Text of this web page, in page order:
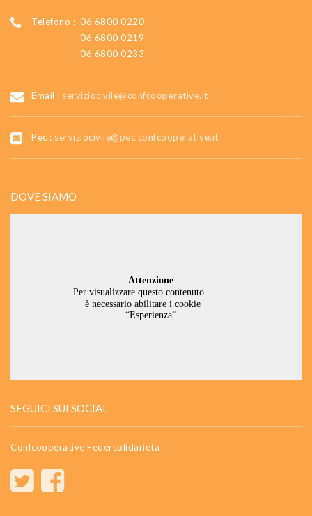
Telefono : 06 6800 0220
06 6800 0219
06 6800 0233
Email : serviziocivile@confcooperative.it
Pec : serviziocivile@pec.confcooperative.it
DOVE SIAMO
SEGUICI SUI SOCIAL
Confcooperative Federsolidarietà